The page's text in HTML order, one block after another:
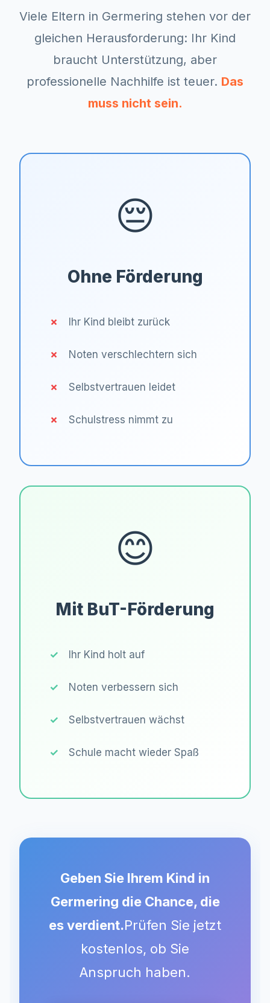
Viele Eltern in Germering stehen vor der
gleichen Herausforderung: Ihr Kind
braucht Unterstützung, aber
professionelle Nachhilfe ist teuer. Das
muss nicht sein.
😔
Ohne Förderung
Ihr Kind bleibt zurück
Noten verschlechtern sich
Selbstvertrauen leidet
Schulstress nimmt zu
😊
Mit BuT-Förderung
Ihr Kind holt auf
Noten verbessern sich
Selbstvertrauen wächst
Schule macht wieder Spaß
Geben Sie Ihrem Kind in
Germering die Chance, die
es verdient.Prüfen Sie jetzt
kostenlos, ob Sie
Anspruch haben.